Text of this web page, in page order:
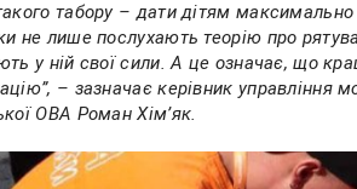
табору – дати дітям максимально
не лише послухають теорію про
у ній свої сили. А це означає, що
– зазначає керівник управління
ОВА Роман Хімʼяк.